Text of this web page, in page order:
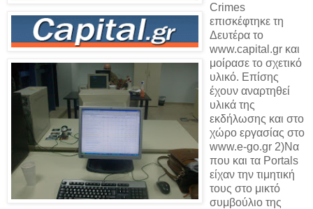
Crimes
επισκέφτηκε τη
Δευτέρα το
www.capital.gr και
μοίρασε το σχετικό
υλικό. Eπίσης
έχουν αναρτηθεί
υλικά της
εκδήλωσης και στο
χώρο εργασίας στο
www.e-go.gr 2)Να
που και τα Portals
είχαν την τιμητική
τους στο μικτό
συμβούλιο της